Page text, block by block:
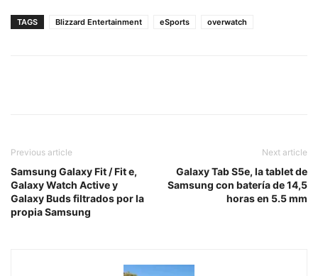
TAGS Blizzard Entertainment eSports overwatch
Previous article
Samsung Galaxy Fit / Fit e,
Galaxy Watch Active y
Galaxy Buds filtrados por la
propia Samsung
Next article
Galaxy Tab S5e, la tablet de
Samsung con batería de 14,5
horas en 5.5 mm